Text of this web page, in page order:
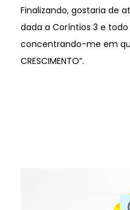
Finalizando, gostaria de
dada a Coríntios 3 e
concentrando-me em que:
CRESCIMENTO”.